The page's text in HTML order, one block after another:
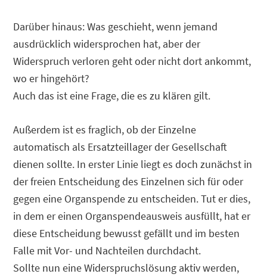
Darüber hinaus: Was geschieht, wenn jemand
ausdrücklich widersprochen hat, aber der
Widerspruch verloren geht oder nicht dort ankommt,
wo er hingehört?
Auch das ist eine Frage, die es zu klären gilt.
Außerdem ist es fraglich, ob der Einzelne
automatisch als Ersatzteillager der Gesellschaft
dienen sollte. In erster Linie liegt es doch zunächst in
der freien Entscheidung des Einzelnen sich für oder
gegen eine Organspende zu entscheiden. Tut er dies,
in dem er einen Organspendeausweis ausfüllt, hat er
diese Entscheidung bewusst gefällt und im besten
Falle mit Vor- und Nachteilen durchdacht.
Sollte nun eine Widerspruchslösung aktiv werden,